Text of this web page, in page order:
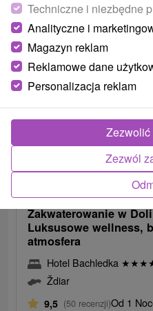
Zakwaterowanie w
Luksusowe wellness,
atmosfera
Hotel Bachledka ★★★
Ždiar
9,5 (50 recenzji)Od 1
Techniczne i niezbędne
Analityczne i
Magazyn reklam
Reklamowe dane
Personalizacja reklam
Zezwól
Zezwolić